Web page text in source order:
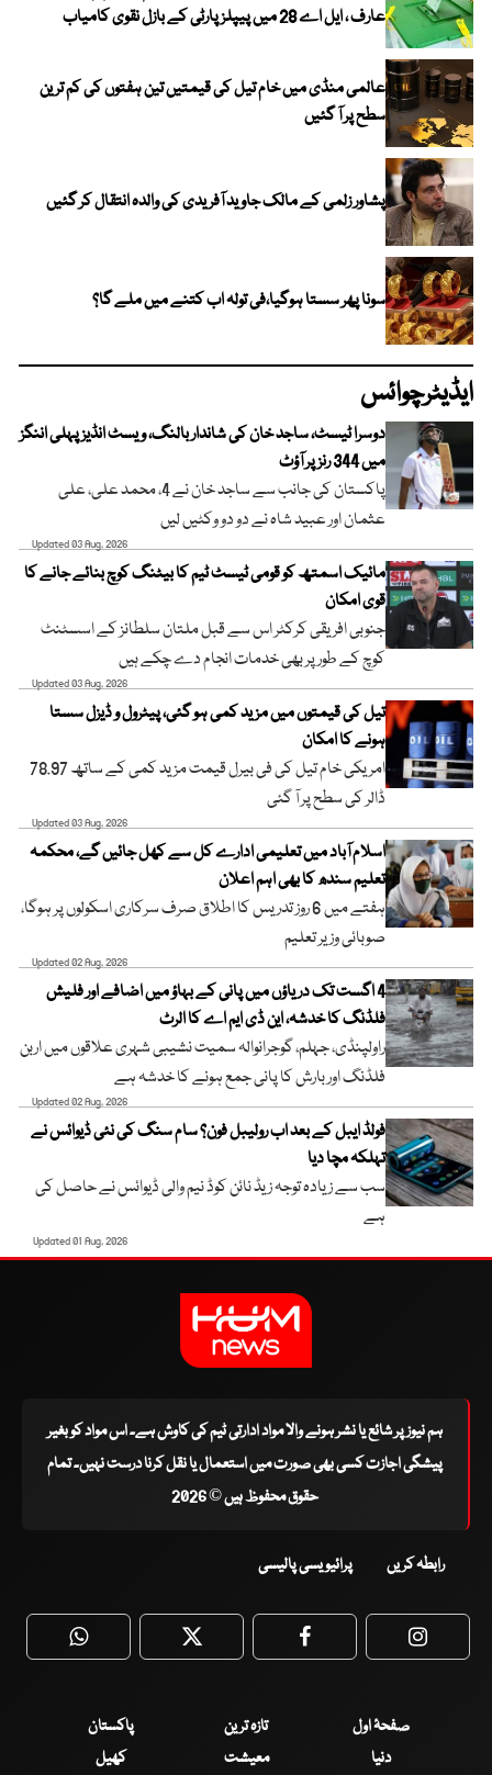
عارف ، ایل اے 28 میں پیپلز پارٹی کے بازل نقوی کامیاب
عالمی منڈی میں خام تیل کی قیمتیں تین ہفتوں کی کم ترین
سطح پر آ گئیں
پشاور زلمی کے مالک جاوید آفریدی کی والدہ انتقال کر گئیں
سونا پھر سستا ہوگیا،فی تولہ اب کتنے میں ملے گا؟
ایڈیٹرچوائس
دوسرا ٹیسٹ، ساجد خان کی شاندار بالنگ، ویسٹ انڈیز پہلی اننگز
میں 344 رنز پر آؤٹ
پاکستان کی جانب سے ساجد خان نے 4، محمد علی، علی
عثمان اور عبید شاہ نے دو دو وکٹیں لیں
Updated 03 Aug, 2026
مائیک اسمتھ کو قومی ٹیسٹ ٹیم کا بیٹنگ کوچ بنائے جانے کا
قوی امکان
جنوبی افریقی کرکٹر اس سے قبل ملتان سلطانز کے اسسٹنٹ
کوچ کے طور پر بھی خدمات انجام دے چکے ہیں
Updated 03 Aug, 2026
تیل کی قیمتوں میں مزید کمی ہو گئی، پیٹرول و ڈیزل سستا
ہونے کا امکان
امریکی خام تیل کی فی بیرل قیمت مزید کمی کے ساتھ 78.97
ڈالر کی سطح پر آ گئی
Updated 03 Aug, 2026
اسلام آباد میں تعلیمی ادارے کل سے کھل جائیں گے، محکمہ
تعلیم سندھ کا بھی اہم اعلان
ہفتے میں 6 روز تدریس کا اطلاق صرف سرکاری اسکولوں پر ہوگا،
صوبائی وزیر تعلیم
Updated 02 Aug, 2026
4 اگست تک دریاؤں میں پانی کے بہاؤ میں اضافے اور فلیش
فلڈنگ کا خدشہ، این ڈی ایم اے کا الرٹ
راولپنڈی، جہلم، گوجرانوالہ سمیت نشیبی شہری علاقوں میں اربن
فلڈنگ اور بارش کا پانی جمع ہونے کا خدشہ ہے
Updated 02 Aug, 2026
فولڈ ایبل کے بعد اب رولیبل فون؟ سام سنگ کی نئی ڈیوائس نے
تہلکہ مچا دیا
سب سے زیادہ توجہ زیڈ نائن کوڈ نیم والی ڈیوائس نے حاصل کی
ہے
Updated 01 Aug, 2026
ہم نیوز پر شائع یا نشر ہونے والا مواد ادارتی ٹیم کی کاوش ہے۔ اس مواد کو بغیر
پیشگی اجازت کسی بھی صورت میں استعمال یا نقل کرنا درست نہیں۔ تمام
حقوق محفوظ ہیں © 2026
رابطہ کریں پرائیویسی پالیسی
WhatsApp Twitter Facebook
صفحۂ اول تازہ ترین
پاکستان
دنیا
معیشت کھیل